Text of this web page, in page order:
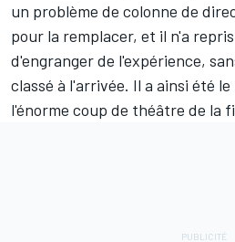
un problème de colonne de
pour la remplacer, et il n'a
d'engranger de l'expérience,
classé à l'arrivée. Il a ainsi été
l'énorme coup de théâtre de la